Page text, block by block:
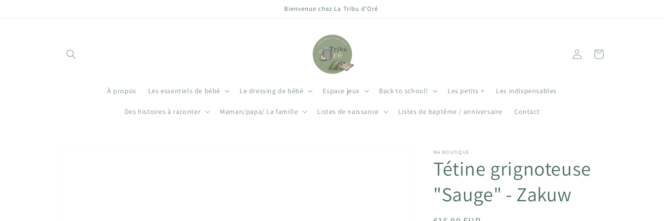
Bienvenue chez La Tribu d'Oré
À propos Les essentiels de bébé Le dressing de bébé Espace jeux Back to school! Les petits + Les indispensables
Des histoires à raconter Maman/papa/ La famille Listes de naissance Listes de baptême / anniversaire Contact
Connexion Panier
MA BOUTIQUE
Tétine grignoteuse
"Sauge" - Zakuw